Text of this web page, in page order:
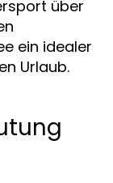
über
ein idealer
Urlaub.